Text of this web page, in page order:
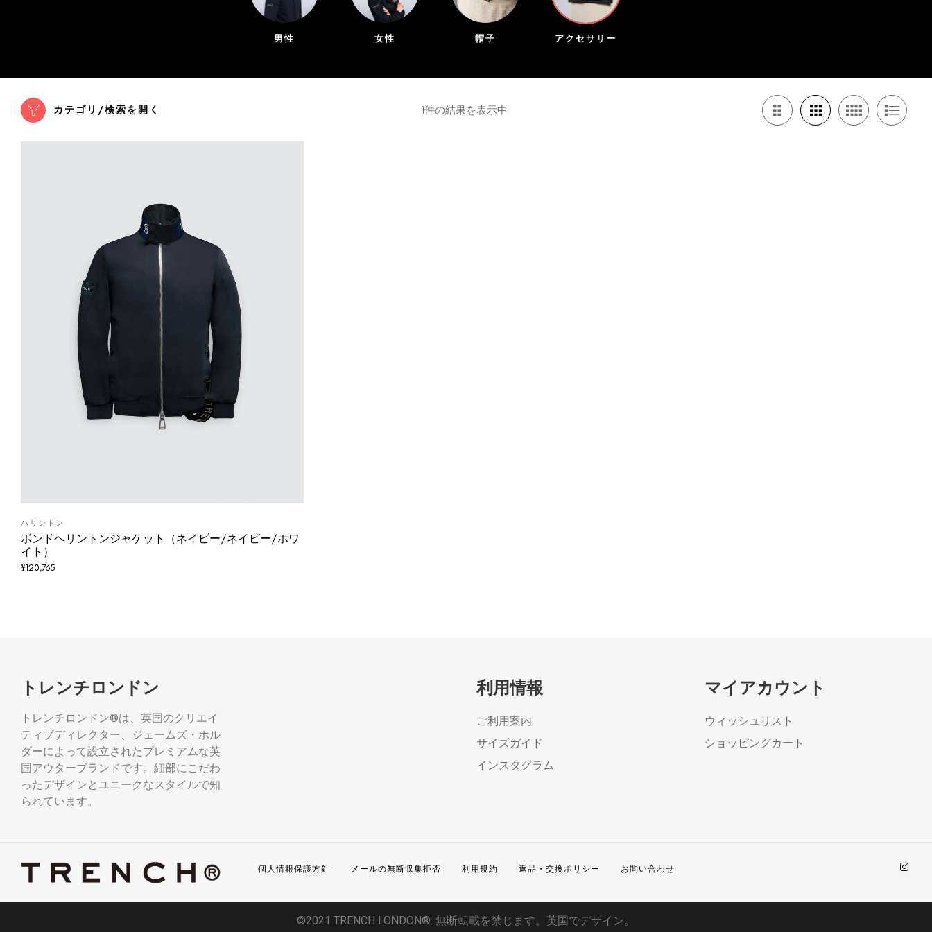
男性 女性 帽子 アクセサリー
1件の結果を表示中
カテゴリ/検索を開く
ハリントン
ボンドヘリントンジャケット（ネイビー/ネイビー/ホワ
イト）
¥120,765
トレンチロンドン
トレンチロンドン®は、英国のクリエイ
ティブディレクター、ジェームズ・ホル
ダーによって設立されたプレミアムな英
国アウターブランドです。細部にこだわ
ったデザインとユニークなスタイルで知
られています。
利用情報
ご利用案内
サイズガイド
インスタグラム
マイアカウント
ウィッシュリスト
ショッピングカート
個人情報保護方針 メールの無断収集拒否 利用規約 返品・交換ポリシー お問い合わせ
©2021 TRENCH LONDON®. 無断転載を禁じます。英国でデザイン。